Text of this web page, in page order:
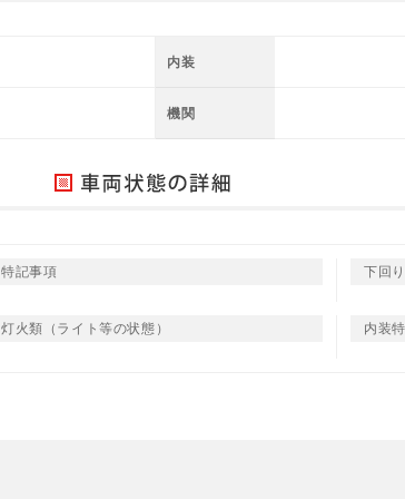
内装
機関
特記事項 下回
灯火類（ライト等の状態） 内装